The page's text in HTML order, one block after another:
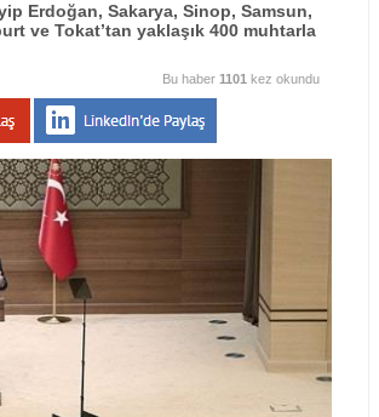
Erdoğan, Sakarya, Sinop, Samsun,
ve Tokat’tan yaklaşık 400 muhtarla
Bu haber 1101 kez okundu